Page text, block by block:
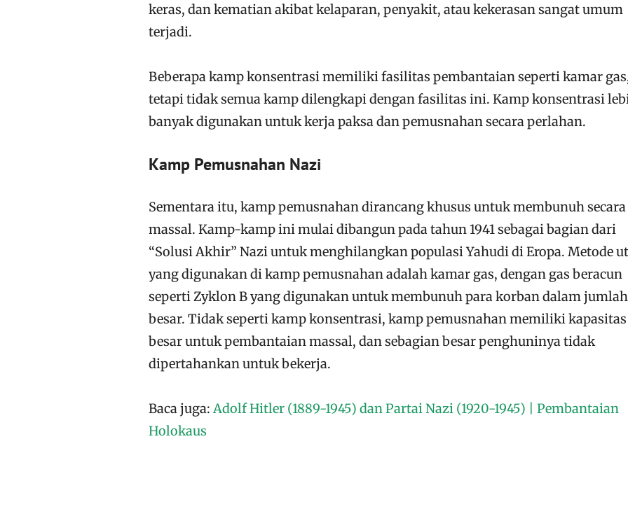
keras, dan kematian akibat kelaparan, penyakit, atau kekerasan sangat umum
terjadi.
Beberapa kamp konsentrasi memiliki fasilitas pembantaian seperti kamar
tetapi tidak semua kamp dilengkapi dengan fasilitas ini. Kamp konsentrasi
banyak digunakan untuk kerja paksa dan pemusnahan secara perlahan.
Kamp Pemusnahan Nazi
Sementara itu, kamp pemusnahan dirancang khusus untuk membunuh secara
massal. Kamp-kamp ini mulai dibangun pada tahun 1941 sebagai bagian dari
“Solusi Akhir” Nazi untuk menghilangkan populasi Yahudi di Eropa. Metode
yang digunakan di kamp pemusnahan adalah kamar gas, dengan gas beracun
seperti Zyklon B yang digunakan untuk membunuh para korban dalam jumlah
besar. Tidak seperti kamp konsentrasi, kamp pemusnahan memiliki
besar untuk pembantaian massal, dan sebagian besar penghuninya tidak
dipertahankan untuk bekerja.
Baca juga:Adolf Hitler (1889-1945) dan Partai Nazi (1920-1945) | Pembantaian
Holokaus